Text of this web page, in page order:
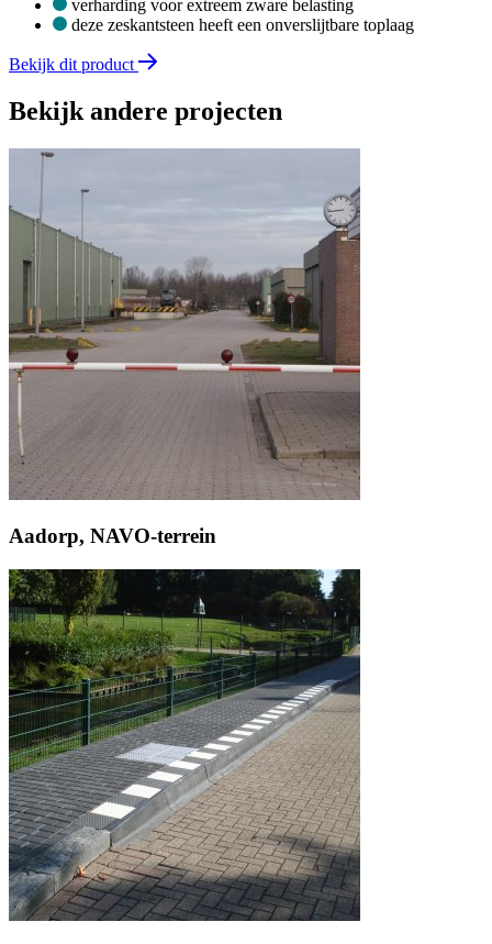
verharding voor extreem zware belasting
deze zeskantsteen heeft een onverslijtbare toplaag
Bekijk dit product
Bekijk andere projecten
Aadorp, NAVO-terrein